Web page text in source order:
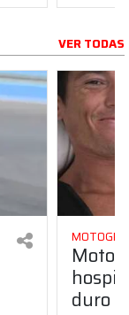
VER TODAS
MOTOGP
duro